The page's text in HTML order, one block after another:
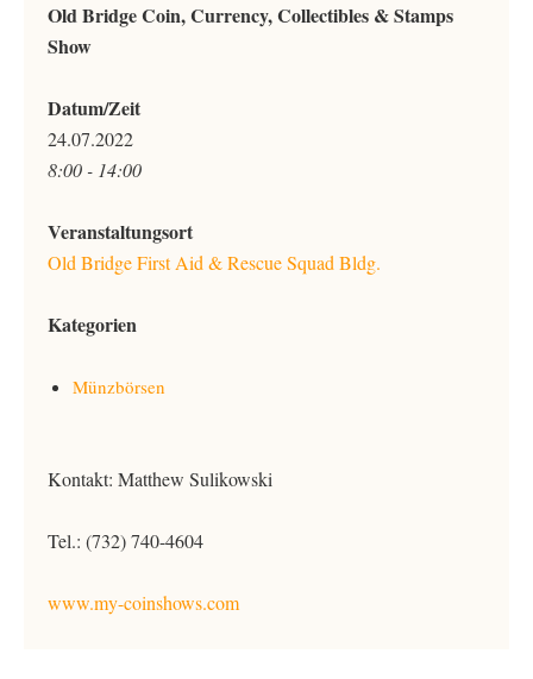
Old Bridge Coin, Currency, Collectibles & Stamps
Show
Datum/Zeit
24.07.2022
8:00 - 14:00
Veranstaltungsort
Old Bridge First Aid & Rescue Squad Bldg.
Kategorien
Münzbörsen
Kontakt: Matthew Sulikowski
Tel.: (732) 740-4604
www.my-coinshows.com